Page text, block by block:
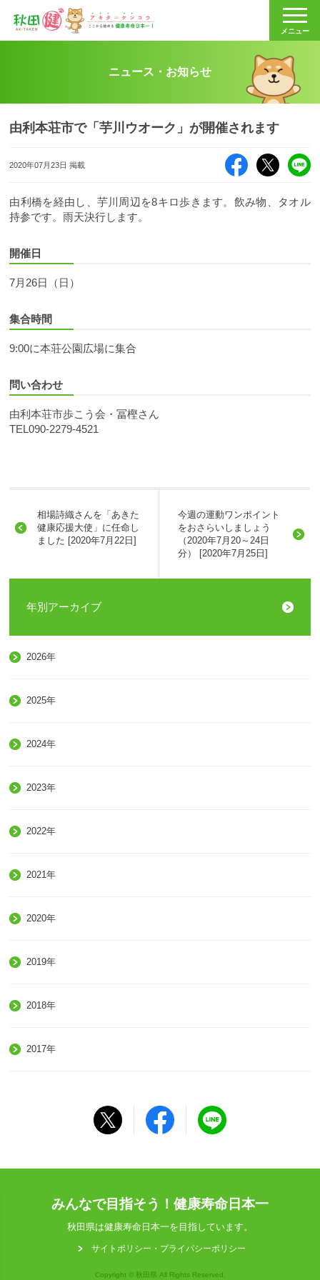
メニュー
ニュース・お知らせ
由利本荘市で「芋川ウオーク」が開催されます
2020年07月23日 掲載
Facebook X（旧
由利橋を経由し、芋川周辺を8キロ歩きます。飲み物、タオル
持参です。雨天決行します。
開催日
7月26日（日）
集合時間
9:00に本荘公園広場に集合
問い合わせ
由利本荘市歩こう会・冨樫さん
TEL090-2279-4521
相場詩織さんを「あきた
健康応援大使」に任命し
ました [2020年7月22日]
今週の運動ワンポイント
をおさらいしましょう
（2020年7月20～24日
分） [2020年7月25日]
年別アーカイブ
2026年
2025年
2024年
2023年
2022年
2021年
2020年
2019年
2018年
2017年
みんなで目指そう！健康寿命日本一
秋田県は健康寿命日本一を目指しています。
サイトポリシー・プライパシーポリシー
Copyright © 秋田県 All Rights Reserved.